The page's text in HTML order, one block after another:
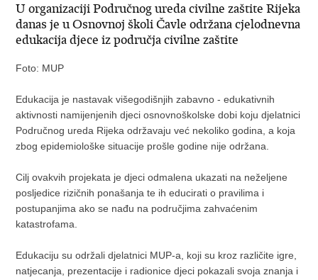
​U organizaciji Područnog ureda civilne zaštite Rijeka
danas je u Osnovnoj školi Čavle održana cjelodnevna
edukacija djece iz područja civilne zaštite
Foto: MUP
Edukacija je nastavak višegodišnjih zabavno - edukativnih
aktivnosti namijenjenih djeci osnovnoškolske dobi koju djelatnici
Područnog ureda Rijeka održavaju već nekoliko godina, a koja
zbog epidemiološke situacije prošle godine nije održana.
Cilj ovakvih projekata je djeci odmalena ukazati na neželjene
posljedice rizičnih ponašanja te ih educirati o pravilima i
postupanjima ako se nađu na područjima zahvaćenim
katastrofama.
Edukaciju su održali djelatnici MUP-a, koji su kroz različite igre,
natjecanja, prezentacije i radionice djeci pokazali svoja znanja i